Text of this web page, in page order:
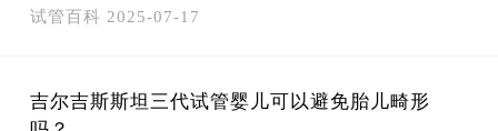
试管百科 2025-07-17
吉尔吉斯斯坦三代试管婴儿可以避免胎儿畸形